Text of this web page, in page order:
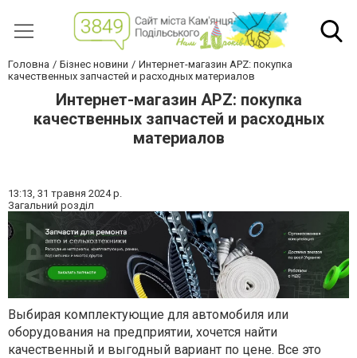
Головна Бізнес новини
Интернет-магазин APZ: покупка
качественных запчастей и расходных материалов
Интернет-магазин APZ: покупка
качественных запчастей и расходных
материалов
13:13, 31 травня 2024 р.
Загальний розділ
Выбирая комплектующие для автомобиля или
оборудования на предприятии, хочется найти
качественный и выгодный вариант по цене. Все это